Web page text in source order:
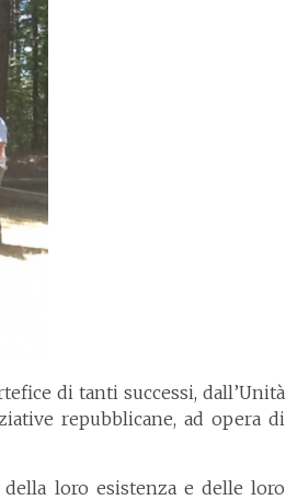
di tanti successi, dall’Unità
repubblicane, ad opera di
loro esistenza e delle loro